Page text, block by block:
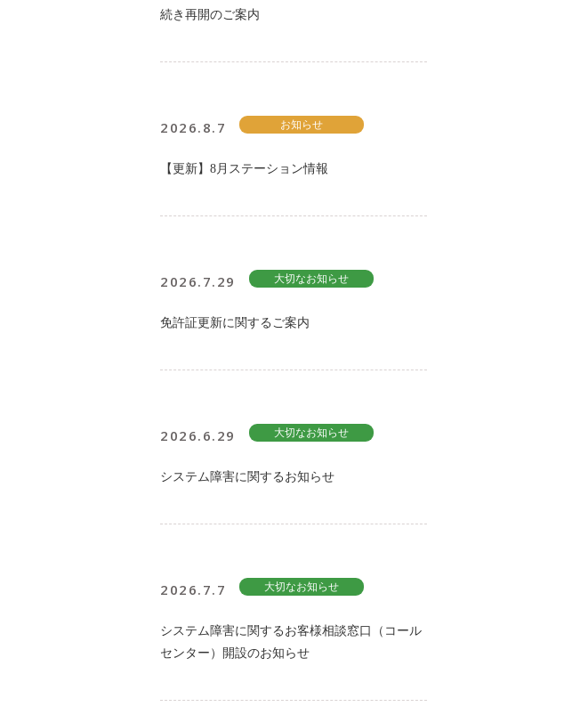
続き再開のご案内
2026.8.7 お知らせ
【更新】8月ステーション情報
2026.7.29 大切なお知らせ
免許証更新に関するご案内
2026.6.29 大切なお知らせ
システム障害に関するお知らせ
2026.7.7 大切なお知らせ
システム障害に関するお客様相談窓口（コール
センター）開設のお知らせ